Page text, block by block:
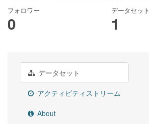
フォロワー
0
データセット
1
データセット
アクティビティストリーム
About